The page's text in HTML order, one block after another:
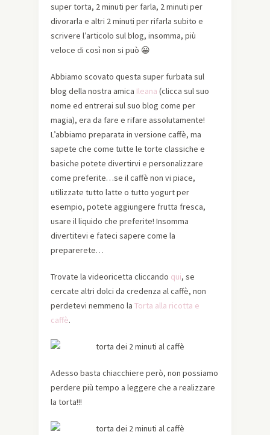
super torta, 2 minuti per farla, 2 minuti per
divorarla e altri 2 minuti per rifarla subito e
scrivere l’articolo sul blog, insomma, più
veloce di così non si può 😀
Abbiamo scovato questa super furbata sul
blog della nostra amica Ileana (clicca sul suo
nome ed entrerai sul suo blog come per
magia), era da fare e rifare assolutamente!
L’abbiamo preparata in versione caffè, ma
sapete che come tutte le torte classiche e
basiche potete divertirvi e personalizzare
come preferite…se il caffè non vi piace,
utilizzate tutto latte o tutto yogurt per
esempio, potete aggiungere frutta fresca,
usare il liquido che preferite! Insomma
divertitevi e fateci sapere come la
preparerete…
Trovate la videoricetta cliccando qui, se
cercate altri dolci da credenza al caffè, non
perdetevi nemmeno la Torta alla ricotta e
caffè.
Adesso basta chiacchiere però, non possiamo
perdere più tempo a leggere che a realizzare
la torta!!!